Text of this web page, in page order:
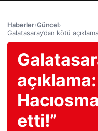
Haberler›Güncel›
Galatasaray’dan kötü
etti!”